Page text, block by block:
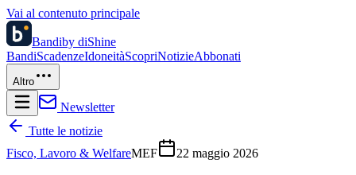
Vai al contenuto principale
Bandiby diShine
BandiScadenzeIdoneitàScopriNotizieAbbonati
Altro
Newsletter
Tutte le notizie
Fisco, Lavoro & WelfareMEF 22 maggio 2026